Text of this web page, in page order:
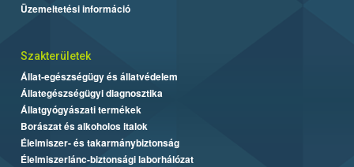
Üzemeltetési információ
Szakterületek
Állat-egészségügy és állatvédelem
Állategészségügyi diagnosztika
Állatgyógyászati termékek
Borászat és alkoholos italok
Élelmiszer- és takarmánybiztonság
Élelmiszerlánc-biztonsági laborhálózat